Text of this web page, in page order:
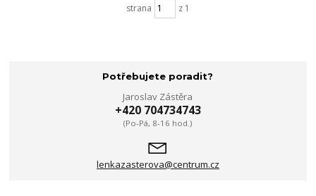
strana z 1
Potřebujete poradit?
Jaroslav Zástěra
+420 704734743
(Po-Pá, 8-16 hod.)
lenkazasterova@centrum.cz